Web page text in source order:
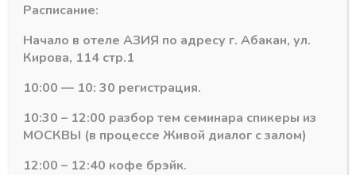
MZ
(Титан
A18)
рамочных
6м
Артикул: MZ 01 - A18
Категория: Профили алюминиевые фасадные
Похожие товары
Расписание:
Начало в отеле АЗИЯ по адресу г. Абакан, ул.
Кирова, 114 стр.1
10:00 — 10: 30 регистрация.
10:30 – 12:00 разбор тем семинара спикеры из
МОСКВЫ (в процессе Живой диалог с залом)
12:00 – 12:40 кофе брэйк.